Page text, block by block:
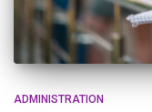
ADMINISTRATION